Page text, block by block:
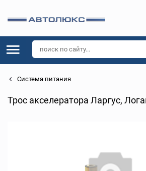
Система питания
Трос акселератора Ларгус,